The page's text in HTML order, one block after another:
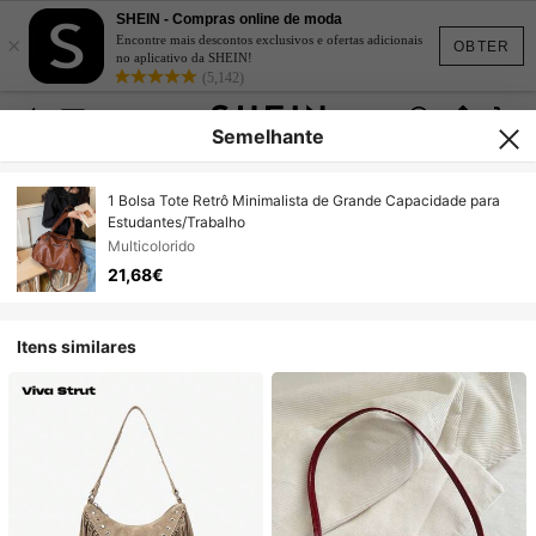
OBTER
×
SHEIN - Compras online de moda
Encontre mais descontos exclusivos e ofertas adicionais
no aplicativo da SHEIN!
(5,142)
Semelhante
1 Bolsa Tote Retrô Minimalista de Grande Capacidade para
Estudantes/Trabalho
Multicolorido
21,68€
Itens similares